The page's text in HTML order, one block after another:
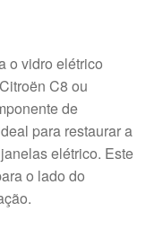
o vidro elétrico
C8 ou
de
para restaurar a
elétrico. Este
o lado do